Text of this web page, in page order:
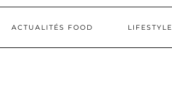
ACTUALITÉS FOOD LIFESTYLE